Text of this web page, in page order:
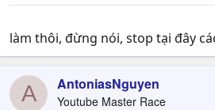
làm thôi, đừng nói, stop tại đây
A AntoniasNguyen
Youtube Master Race